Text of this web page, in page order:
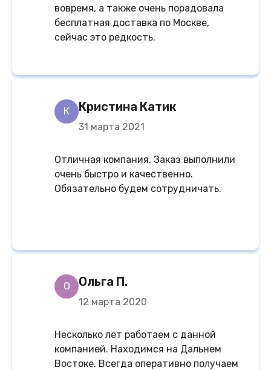
вовремя, а также очень порадовала
бесплатная доставка по Москве,
сейчас это редкость.
К Кристина Катик
31 марта 2021
Отличная компания. Заказ выполнили
очень быстро и качественно.
Обязательно будем сотрудничать.
О Ольга П.
12 марта 2020
Несколько лет работаем с данной
компанией. Находимся на Дальнем
Востоке. Всегда оперативно получаем